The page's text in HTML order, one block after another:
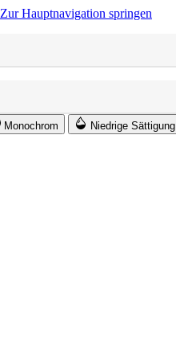
Zur Hauptnavigation springen
Monochrom Niedrige Sättigung